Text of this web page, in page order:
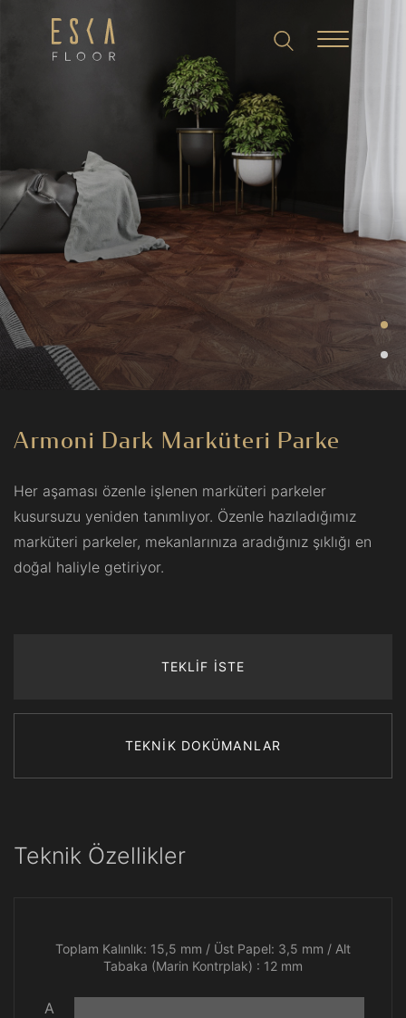
Armoni Dark Marküteri Parke
Her aşaması özenle işlenen marküteri parkeler
kusursuzu yeniden tanımlıyor. Özenle hazıladığımız
marküteri parkeler, mekanlarınıza aradığınız şıklığı en
doğal haliyle getiriyor.
TEKLİF İSTE
TEKNİK DOKÜMANLAR
Teknik Özellikler
Toplam Kalınlık: 15,5 mm / Üst Papel: 3,5 mm / Alt
Tabaka (Marin Kontrplak) : 12 mm
A